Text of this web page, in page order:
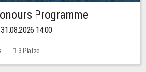
Programme
14:00
3 Plätze